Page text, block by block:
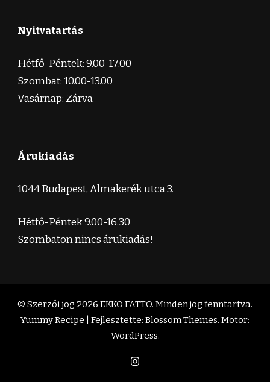
Nyitvatartás
Hétfő-Péntek: 9.00-17.00
Szombat: 10.00-13.00
Vasárnap: Zárva
Árukiadás
1044 Budapest, Almakerék utca 3.
Hétfő-Péntek 9.00-16.30
Szombaton nincs árukiadás!
© Szerzői jog 2026 EKKO FATTO. Minden jog fenntartva.
Yummy Recipe | Fejlesztette: Blossom Themes. Motor:
WordPress.